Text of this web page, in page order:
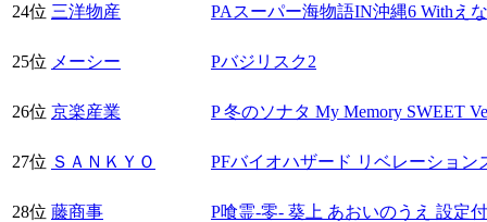
24位 三洋物産 PAスーパー海物語IN沖縄6 Withえ
25位 メーシー Pバジリスク2
26位 京楽産業 P 冬のソナタ My Memory SWEET
27位 ＳＡＮＫＹＯ PFバイオハザード リベレーション
28位 藤商事 P喰霊-零- 葵上 あおいのうえ 設定